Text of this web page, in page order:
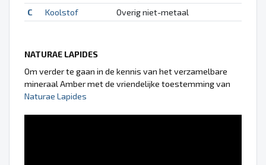
C
Koolstof Overig niet-metaal
NATURAE LAPIDES
Om verder te gaan in de kennis van het verzamelbare
mineraal Amber met de vriendelijke toestemming van
Naturae Lapides